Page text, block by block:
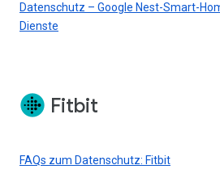
Datenschutz – Google Nest-Smart-
Dienste
Fitbit
FAQs zum Datenschutz: Fitbit